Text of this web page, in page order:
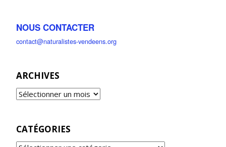
NOUS CONTACTER
contact@naturalistes-vendeens.org
ARCHIVES
CATÉGORIES